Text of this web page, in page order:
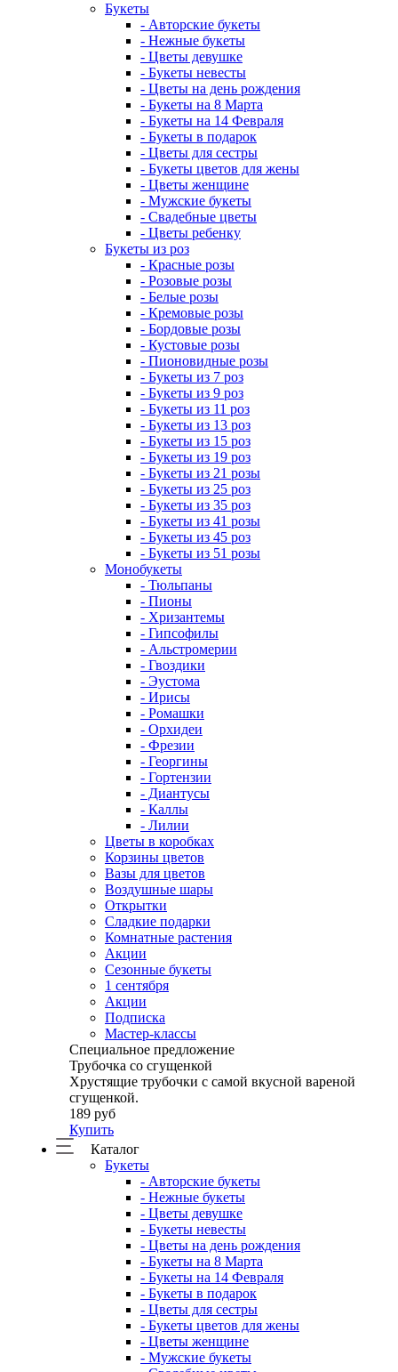
Букеты
- Авторские букеты
- Нежные букеты
- Цветы девушке
- Букеты невесты
- Цветы на день рождения
- Букеты на 8 Марта
- Букеты на 14 Февраля
- Букеты в подарок
- Цветы для сестры
- Букеты цветов для жены
- Цветы женщине
- Мужские букеты
- Свадебные цветы
- Цветы ребенку
Букеты из роз
- Красные розы
- Розовые розы
- Белые розы
- Кремовые розы
- Бордовые розы
- Кустовые розы
- Пионовидные розы
- Букеты из 7 роз
- Букеты из 9 роз
- Букеты из 11 роз
- Букеты из 13 роз
- Букеты из 15 роз
- Букеты из 19 роз
- Букеты из 21 розы
- Букеты из 25 роз
- Букеты из 35 роз
- Букеты из 41 розы
- Букеты из 45 роз
- Букеты из 51 розы
Монобукеты
- Тюльпаны
- Пионы
- Хризантемы
- Гипсофилы
- Альстромерии
- Гвоздики
- Эустома
- Ирисы
- Ромашки
- Орхидеи
- Фрезии
- Георгины
- Гортензии
- Диантусы
- Каллы
- Лилии
Цветы в коробках
Корзины цветов
Вазы для цветов
Воздушные шары
Открытки
Сладкие подарки
Комнатные растения
Акции
Сезонные букеты
1 сентября
Акции
Подписка
Мастер-классы
Специальное предложение
Трубочка со сгущенкой
Хрустящие трубочки с самой вкусной вареной
сгущенкой.
189 руб
Купить
Каталог
Букеты
- Авторские букеты
- Нежные букеты
- Цветы девушке
- Букеты невесты
- Цветы на день рождения
- Букеты на 8 Марта
- Букеты на 14 Февраля
- Букеты в подарок
- Цветы для сестры
- Букеты цветов для жены
- Цветы женщине
- Мужские букеты